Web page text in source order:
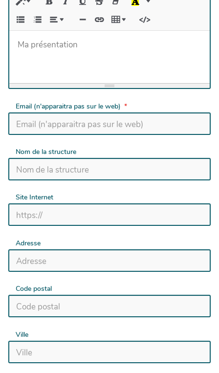
Ma présentation
Email (n'apparaitra pas sur le web)
Nom de la structure
Site Internet
Adresse
Code postal
Ville